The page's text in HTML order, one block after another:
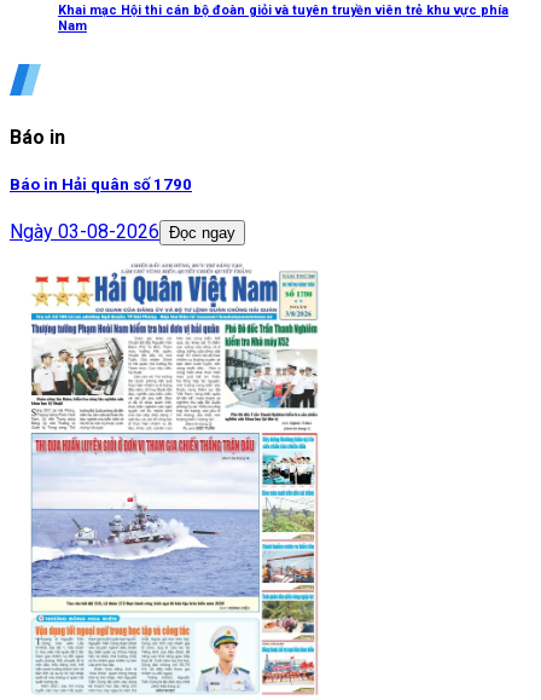
Khai mạc Hội thi cán bộ đoàn giỏi và tuyên truyền viên trẻ khu vực phía
Nam
Báo in
Báo in Hải quân số 1790
Ngày 03-08-2026 Đọc ngay